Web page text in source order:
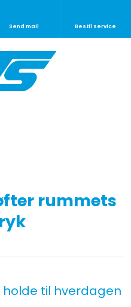
Send mail Bestil service
rummets
holde til hverdagen